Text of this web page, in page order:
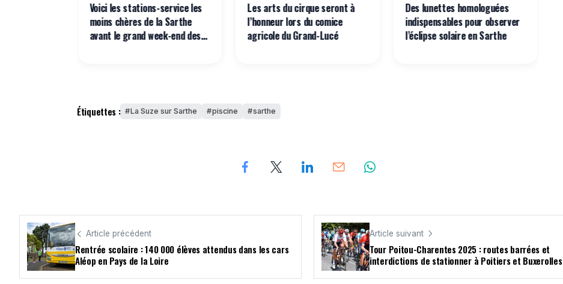
Voici les stations-service les
moins chères de la Sarthe
avant le grand week-end des
Les arts du cirque seront à
l’honneur lors du comice
agricole du Grand-Lucé
Des lunettes homologuées
indispensables pour observer
l’éclipse solaire en Sarthe
Étiquettes : La Suze sur Sarthe piscine sarthe
Article précédent
Rentrée scolaire : 140 000 élèves attendus dans les cars
Aléop en Pays de la Loire
Article suivant
Tour Poitou-Charentes 2025 : routes barrées et
interdictions de stationner à Poitiers et Buxerolles